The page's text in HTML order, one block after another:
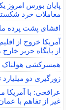
معاملات خرد
افشای پشت پرده
آمریکا خروج از
از پایگاه حریر
همسرکشی هولناک
زورگیری دو
عراقچی: با آمریکا
غیر از تفاهم با